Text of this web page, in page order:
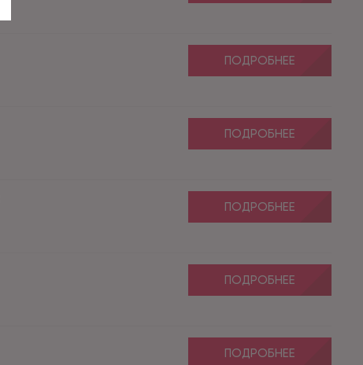
ПОДРОБНЕЕ
ПОДРОБНЕЕ
ПОДРОБНЕЕ
ПОДРОБНЕЕ
ПОДРОБНЕЕ